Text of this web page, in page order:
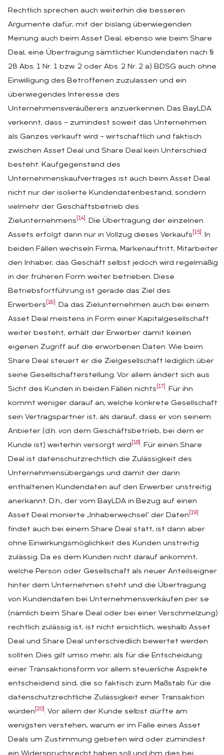
Rechtlich sprechen auch weiterhin die besseren
Argumente dafür, mit der bislang überwiegenden
Meinung auch beim Asset Deal, ebenso wie beim Share
Deal, eine Übertragung sämtlicher Kundendaten nach §
28 Abs. 1 Nr. 1 bzw. 2 oder Abs. 2 Nr. 2 a) BDSG auch ohne
Einwilligung des Betroffenen zuzulassen und ein
überwiegendes Interesse des
Unternehmensveräußerers anzuerkennen. Das BayLDA
verkennt, dass – zumindest soweit das Unternehmen
als Ganzes verkauft wird – wirtschaftlich und faktisch
zwischen Asset Deal und Share Deal kein Unterschied
besteht. Kaufgegenstand des
Unternehmenskaufvertrages ist auch beim Asset Deal
nicht nur der isolierte Kundendatenbestand, sondern
vielmehr der Geschäftsbetrieb des
Zielunternehmens [14] . Die Übertragung der einzelnen
Assets erfolgt dann nur in Vollzug dieses Verkaufs [15] . In
beiden Fällen wechseln Firma, Markenauftritt, Mitarbeiter
den Inhaber, das Geschäft selbst jedoch wird regelmäßig
in der früheren Form weiter betrieben. Diese
Betriebsfortführung ist gerade das Ziel des
Erwerbers [16] . Da das Zielunternehmen auch bei einem
Asset Deal meistens in Form einer Kapitalgesellschaft
weiter besteht, erhält der Erwerber damit keinen
eigenen Zugriff auf die erworbenen Daten. Wie beim
Share Deal steuert er die Zielgesellschaft lediglich über
seine Gesellschafterstellung. Vor allem ändert sich aus
Sicht des Kunden in beiden Fällen nichts [17] . Für ihn
kommt weniger darauf an, welche konkrete Gesellschaft
sein Vertragspartner ist, als darauf, dass er von seinem
Anbieter (d.h. von dem Geschäftsbetrieb, bei dem er
Kunde ist) weiterhin versorgt wird [18] . Für einen Share
Deal ist datenschutzrechtlich die Zulässigkeit des
Unternehmensübergangs und damit der darin
enthaltenen Kundendaten auf den Erwerber unstreitig
anerkannt. D.h., der vom BayLDA in Bezug auf einen
Asset Deal monierte „Inhaberwechsel“ der Daten [19]
findet auch bei einem Share Deal statt, ist dann aber
ohne Einwirkungsmöglichkeit des Kunden unstreitig
zulässig. Da es dem Kunden nicht darauf ankommt,
welche Person oder Gesellschaft als neuer Anteilseigner
hinter dem Unternehmen steht und die Übertragung
von Kundendaten bei Unternehmensverkäufen per se
(nämlich beim Share Deal oder bei einer Verschmelzung)
rechtlich zulässig ist, ist nicht ersichtlich, weshalb Asset
Deal und Share Deal unterschiedlich bewertet werden
sollten. Dies gilt umso mehr, als für die Entscheidung
einer Transaktionsform vor allem steuerliche Aspekte
entscheidend sind, die so faktisch zum Maßstab für die
datenschutzrechtliche Zulässigkeit einer Transaktion
würden [20] . Vor allem der Kunde selbst dürfte am
wenigsten verstehen, warum er im Falle eines Asset
Deals um Zustimmung gebeten wird oder zumindest